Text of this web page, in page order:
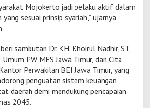
m
P
e
l
u
S
n
e
r
Mojokerto jadi pelaku aktif dalam
sesuai prinsip syariah,” ujarnya
sambutan Dr. KH. Khoirul Nadhir, ST,
Umum PW MES Jawa Timur, dan Cita
Perwakilan BEI Jawa Timur, yang
penguatan sistem keuangan
daerah demi mendukung pencapaian
2045.